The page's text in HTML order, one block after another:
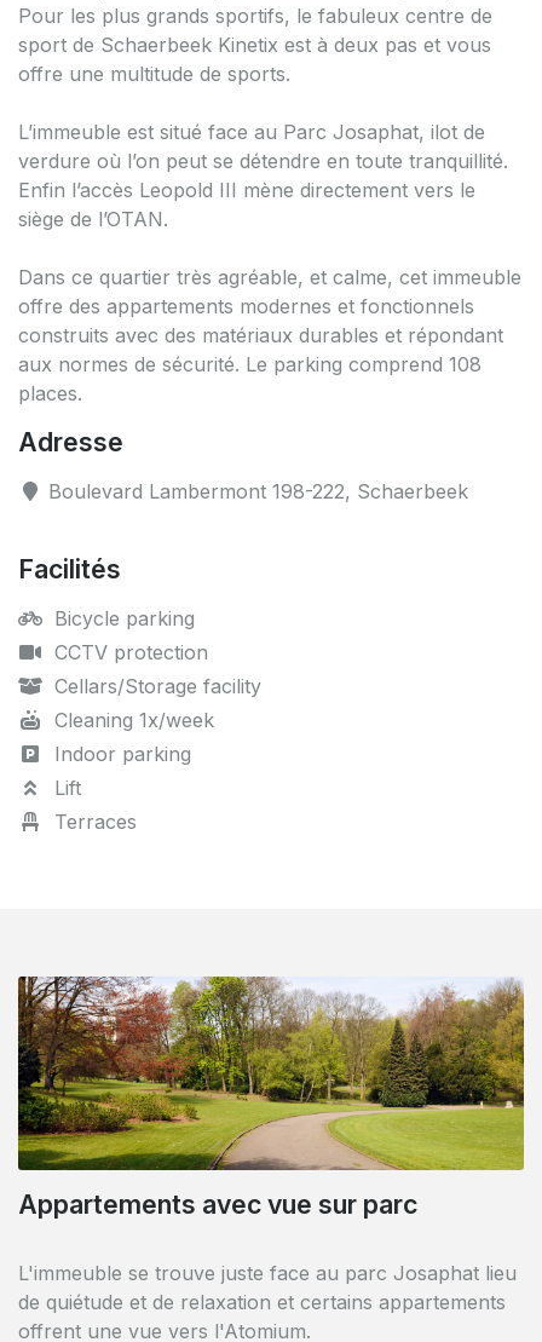
Pour les plus grands sportifs, le fabuleux centre de
sport de Schaerbeek Kinetix est à deux pas et vous
offre une multitude de sports.
L’immeuble est situé face au Parc Josaphat, ilot de
verdure où l’on peut se détendre en toute tranquillité.
Enfin l’accès Leopold III mène directement vers le
siège de l’OTAN.
Dans ce quartier très agréable, et calme, cet immeuble
offre des appartements modernes et fonctionnels
construits avec des matériaux durables et répondant
aux normes de sécurité. Le parking comprend 108
places.
Adresse
Boulevard Lambermont 198-222, Schaerbeek
Facilités
Bicycle parking
CCTV protection
Cellars/Storage facility
Cleaning 1x/week
Indoor parking
Lift
Terraces
Appartements avec vue sur parc
L'immeuble se trouve juste face au parc Josaphat lieu
de quiétude et de relaxation et certains appartements
offrent une vue vers l'Atomium.
Accès direct sport et culture
bibliothèque néerlandophone et francophone ainsi que
la proximité immédiate du centre sportif Kinetix avec